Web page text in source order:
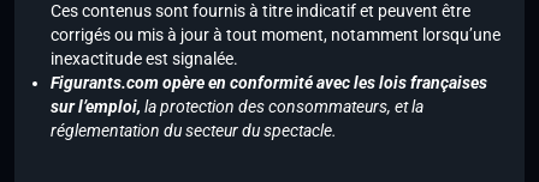
Ces contenus sont fournis à titre indicatif et peuvent être
corrigés ou mis à jour à tout moment, notamment lorsqu’une
inexactitude est signalée.
Figurants.com opère en conformité avec les lois françaises
sur l’emploi, la protection des consommateurs, et la
réglementation du secteur du spectacle.